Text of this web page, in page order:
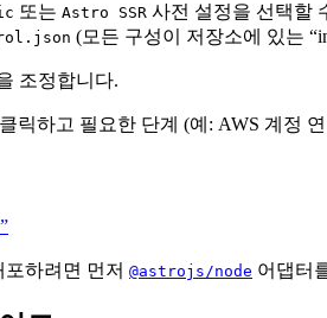
또는 Astro SSR 사전 설정을 선택할
(모든 구성이 저장소에 있는
조정합니다.
클릭하고 필요한 단계 (예: AWS 계정
포하려면 먼저 @astrojs/node 어댑터